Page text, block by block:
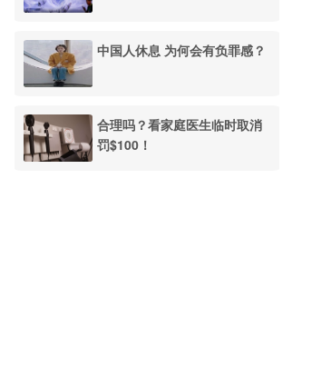
中国人休息 为何会有负罪感？
合理吗？看家庭医生临时取消
罚$100！